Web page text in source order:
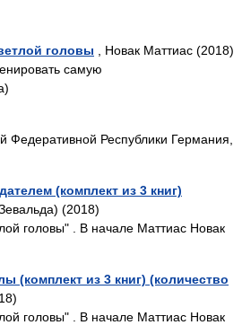
головы , Новак Маттиас (2018)
самую
Федеративной Республики Германия,
(комплект из 3 книг)
(2018)
головы" . В начале Маттиас Новак
(комплект из 3 книг) (количество
головы" . В начале Маттиас Новак